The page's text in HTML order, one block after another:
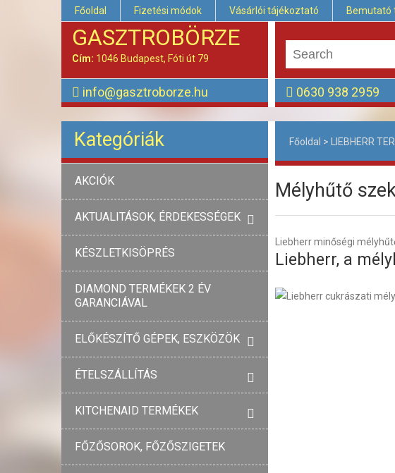
Főoldal Fizetési módok Vásárlói tájékoztató Bemutató
GASZTROBÖRZE
Cím: 1046 Budapest, Fóti út 79
info@gasztroborze.hu 0630 938 2959
Kategóriák
AKCIÓK
AKTUALITÁSOK, ÉRDEKESSÉGEK
KÉSZLETKISÖPRÉS
DIAMOND TERMÉKEK 2 ÉV
GARANCIÁVAL
ELŐKÉSZÍTŐ GÉPEK, ESZKÖZÖK
ÉTELSZÁLLÍTÁS
KITCHENAID TERMÉKEK
FŐZŐSOROK, FŐZŐSZIGETEK
Főoldal > LIEBHERR
Mélyhűtő
Liebherr minőségi
Liebherr, a